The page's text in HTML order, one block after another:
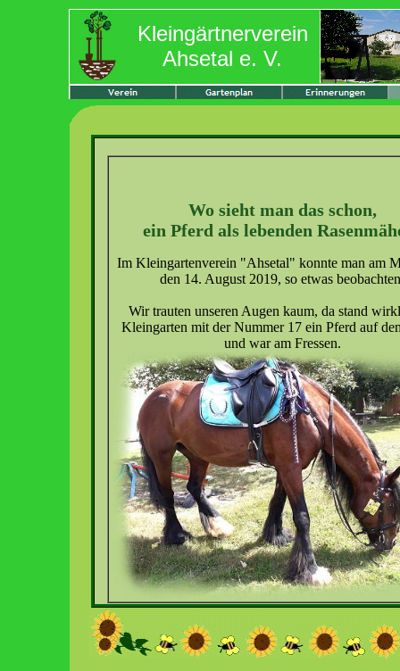
Kleingärtnerverein
Ahsetal e. V.
Wo sieht man das schon,
ein Pferd als lebenden
Im Kleingartenverein "Ahsetal" konnte man am
den 14. August 2019, so etwas
Wir trauten unseren Augen kaum, da stand
Kleingarten mit der Nummer 17 ein Pferd auf
und war am Fressen.